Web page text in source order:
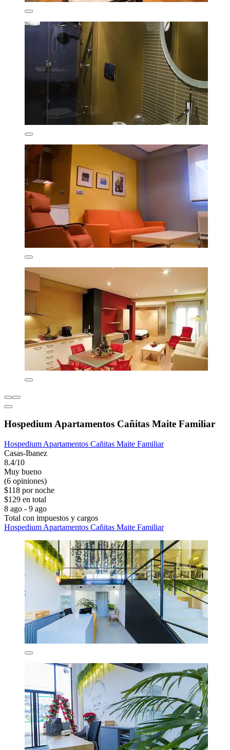
Hospedium Apartamentos Cañitas Maite Familiar
Hospedium Apartamentos Cañitas Maite Familiar
Casas-Ibanez
8.4/10
Muy bueno
(6 opiniones)
$118 por noche
$129 en total
8 ago - 9 ago
Total con impuestos y cargos
Hospedium Apartamentos Cañitas Maite Familiar